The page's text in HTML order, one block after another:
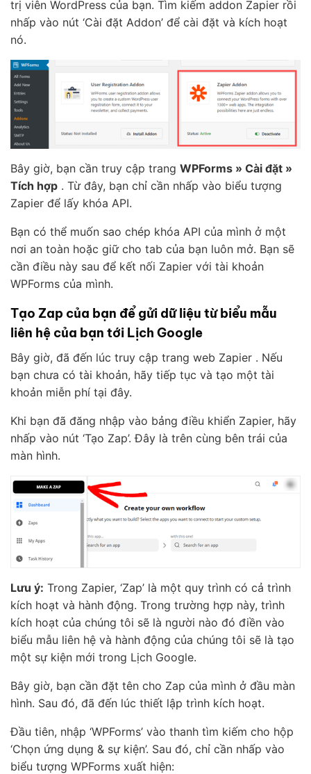
trị viên WordPress của bạn. Tìm kiếm addon Zapier rồi
nhấp vào nút ‘Cài đặt Addon’ để cài đặt và kích hoạt
nó.
Bây giờ, bạn cần truy cập trang WPForms » Cài đặt »
Tích hợp . Từ đây, bạn chỉ cần nhấp vào biểu tượng
Zapier để lấy khóa API.
Bạn có thể muốn sao chép khóa API của mình ở một
nơi an toàn hoặc giữ cho tab của bạn luôn mở. Bạn sẽ
cần điều này sau để kết nối Zapier với tài khoản
WPForms của mình.
Tạo Zap của bạn để gửi dữ liệu từ biểu mẫu
liên hệ của bạn tới Lịch Google
Bây giờ, đã đến lúc truy cập trang web Zapier . Nếu
bạn chưa có tài khoản, hãy tiếp tục và tạo một tài
khoản miễn phí tại đây.
Khi bạn đã đăng nhập vào bảng điều khiển Zapier, hãy
nhấp vào nút ‘Tạo Zap’. Đây là trên cùng bên trái của
màn hình.
Lưu ý: Trong Zapier, ‘Zap’ là một quy trình có cả trình
kích hoạt và hành động. Trong trường hợp này, trình
kích hoạt của chúng tôi sẽ là người nào đó điền vào
biểu mẫu liên hệ và hành động của chúng tôi sẽ là tạo
một sự kiện mới trong Lịch Google.
Bây giờ, bạn cần đặt tên cho Zap của mình ở đầu màn
hình. Sau đó, đã đến lúc thiết lập trình kích hoạt.
Đầu tiên, nhập ‘WPForms’ vào thanh tìm kiếm cho hộp
‘Chọn ứng dụng & sự kiện’. Sau đó, chỉ cần nhấp vào
biểu tượng WPForms xuất hiện: